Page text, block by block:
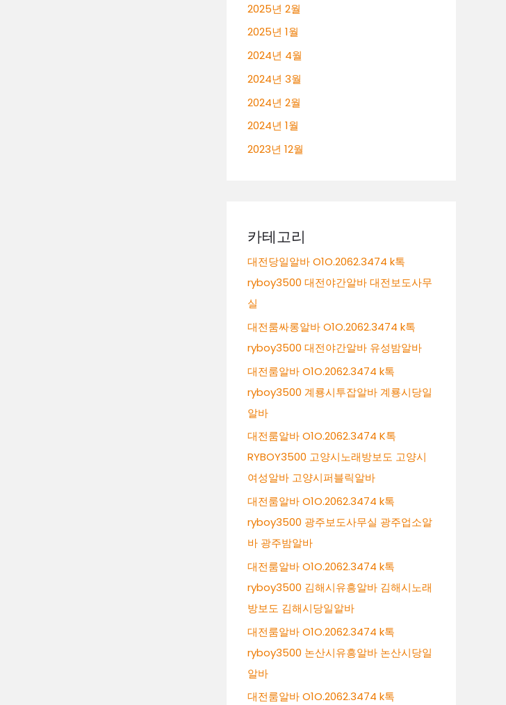
2025년 2월
2025년 1월
2024년 4월
2024년 3월
2024년 2월
2024년 1월
2023년 12월
카테고리
대전당일알바 O1O.2062.3474 k톡
ryboy3500 대전야간알바 대전보도사무
실
대전룸싸롱알바 O1O.2062.3474 k톡
ryboy3500 대전야간알바 유성밤알바
대전룸알바 O1O.2062.3474 k톡
ryboy3500 계룡시투잡알바 계룡시당일
알바
대전룸알바 O1O.2062.3474 K톡
RYBOY3500 고양시노래방보도 고양시
여성알바 고양시퍼블릭알바
대전룸알바 O1O.2062.3474 k톡
ryboy3500 광주보도사무실 광주업소알
바 광주밤알바
대전룸알바 O1O.2062.3474 k톡
ryboy3500 김해시유흥알바 김해시노래
방보도 김해시당일알바
대전룸알바 O1O.2062.3474 k톡
ryboy3500 논산시유흥알바 논산시당일
알바
대전룸알바 O1O.2062.3474 k톡